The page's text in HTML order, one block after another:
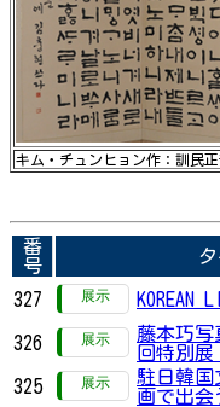
キム・チュンヒョン作：訓民
番
号
327 KOREAN
326
藤本巧写
回特別展
325
駐日韓国
画で出会